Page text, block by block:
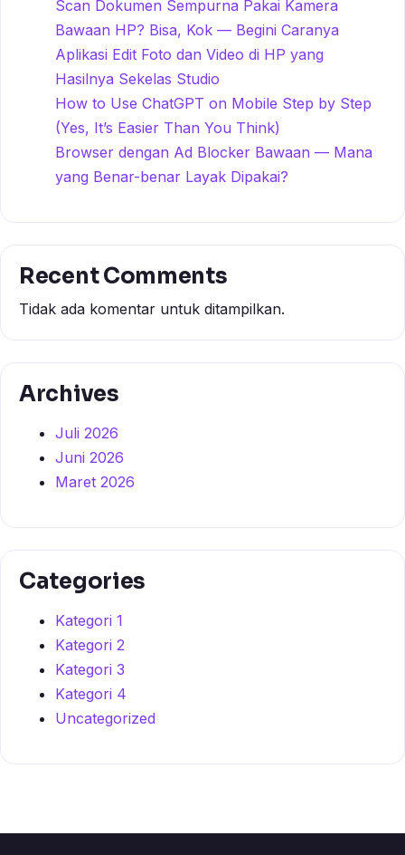
Scan Dokumen Sempurna Pakai Kamera
Bawaan HP? Bisa, Kok — Begini Caranya
Aplikasi Edit Foto dan Video di HP yang
Hasilnya Sekelas Studio
How to Use ChatGPT on Mobile Step by Step
(Yes, It’s Easier Than You Think)
Browser dengan Ad Blocker Bawaan — Mana
yang Benar-benar Layak Dipakai?
Recent Comments
Tidak ada komentar untuk ditampilkan.
Archives
Juli 2026
Juni 2026
Maret 2026
Categories
Kategori 1
Kategori 2
Kategori 3
Kategori 4
Uncategorized